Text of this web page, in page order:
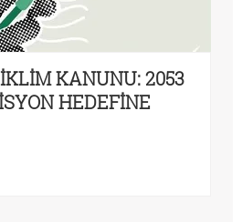
KANUNU: 2053
HEDEFİNE